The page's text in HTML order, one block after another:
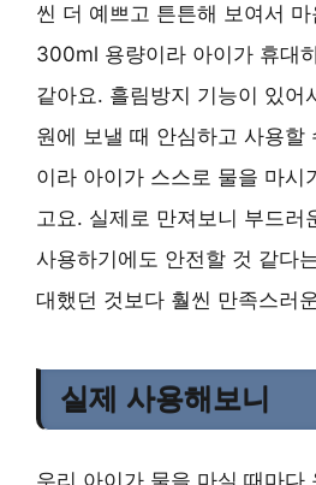
씬 더 예쁘고 튼튼해 보여서
300ml 용량이라 아이가 휴대
같아요. 흘림방지 기능이 있어
원에 보낼 때 안심하고 사용할
이라 아이가 스스로 물을 마시
고요. 실제로 만져보니 부드러
사용하기에도 안전할 것 같다
대했던 것보다 훨씬 만족스러
실제 사용해보니
우리 아이가 물을 마실 때마다